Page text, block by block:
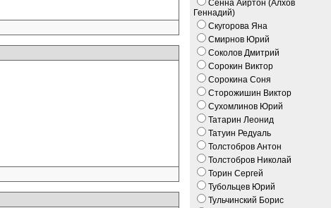
Сенна Айртон (Алхов
Геннадий)
Скугорова Яна
Смирнов Юрий
Соколов Дмитрий
Сорокин Виктор
Сорокина Соня
Сторожишин Виктор
Сухомлинов Юрий
Татарин Леонид
Татуин Редуаль
Толстобров Антон
Толстобров Николай
Торин Сергей
Тубольцев Юрий
Тульчинский Борис